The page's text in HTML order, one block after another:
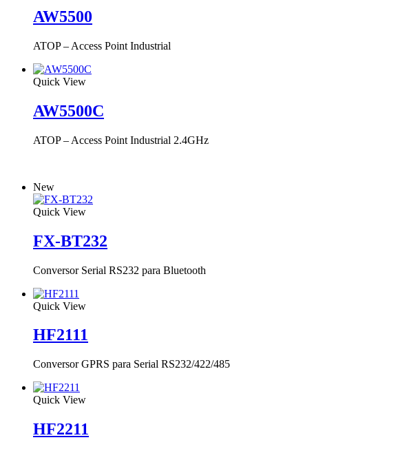
AW5500
ATOP – Access Point Industrial
Quick View
AW5500C
ATOP – Access Point Industrial 2.4GHz
New
Quick View
FX-BT232
Conversor Serial RS232 para Bluetooth
Quick View
HF2111
Conversor GPRS para Serial RS232/422/485
Quick View
HF2211